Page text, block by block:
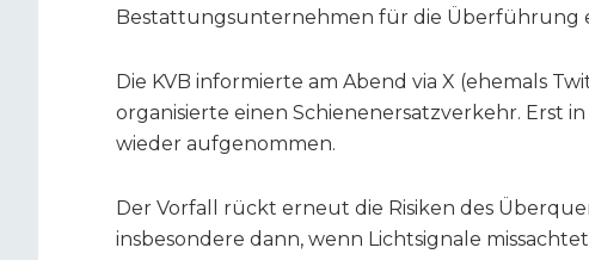
Bestattungsunternehmen für die Überführung
Die KVB informierte am Abend via X (ehemals
organisierte einen Schienenersatzverkehr. Erst
wieder aufgenommen.
Der Vorfall rückt erneut die Risiken des
insbesondere dann, wenn Lichtsignale